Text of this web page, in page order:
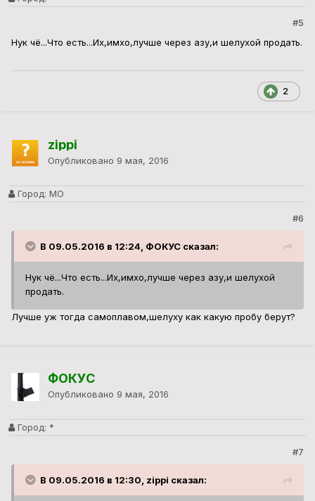
#5
Нук чё...Что есть...Их,имхо,лучше через азу,и шелухой продать.
2
zippi
Опубликовано 9 мая, 2016
Город: МО
#6
В 09.05.2016 в 12:24, ФОКУС сказал:
Нук чё...Что есть...Их,имхо,лучше через азу,и шелухой
продать.
Лучше уж тогда самоплавом,шелуху как какую пробу берут?
ФОКУС
Опубликовано 9 мая, 2016
Город: *
#7
В 09.05.2016 в 12:30, zippi сказал: